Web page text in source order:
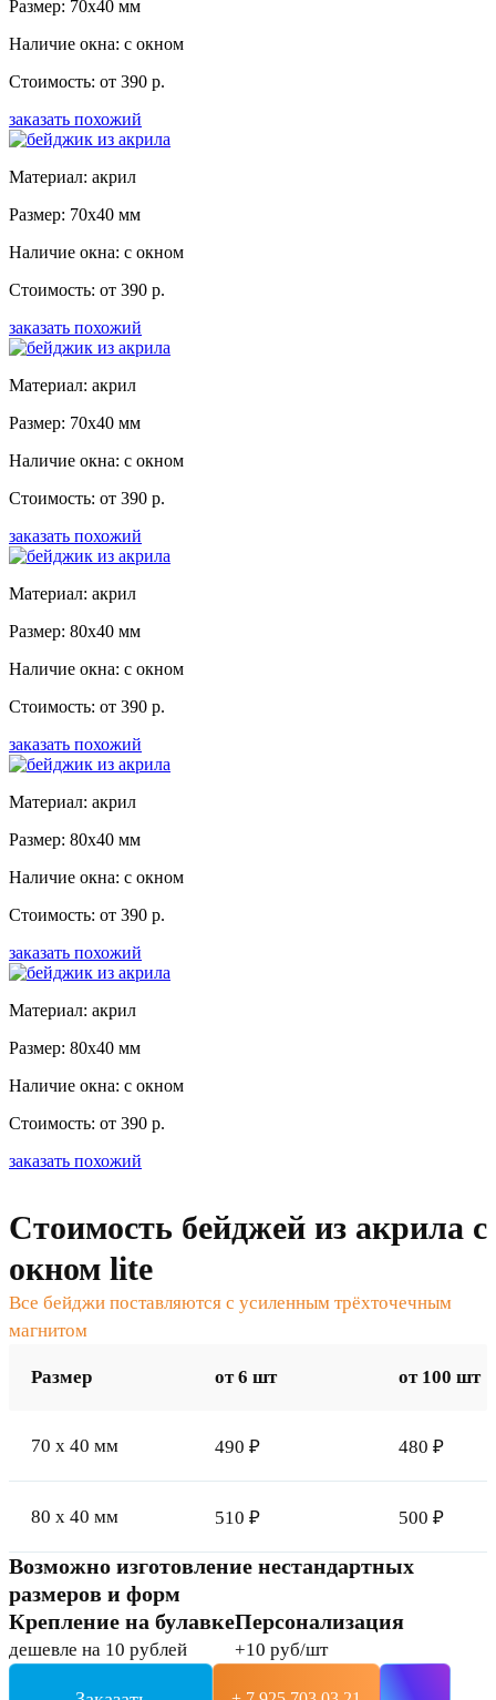
Размер: 70x40 мм
Наличие окна: с окном
Стоимость: от 390 р.
заказать похожий
Материал: акрил
Размер: 70x40 мм
Наличие окна: с окном
Стоимость: от 390 р.
заказать похожий
Материал: акрил
Размер: 70x40 мм
Наличие окна: с окном
Стоимость: от 390 р.
заказать похожий
Материал: акрил
Размер: 80x40 мм
Наличие окна: с окном
Стоимость: от 390 р.
заказать похожий
Материал: акрил
Размер: 80x40 мм
Наличие окна: с окном
Стоимость: от 390 р.
заказать похожий
Материал: акрил
Размер: 80x40 мм
Наличие окна: с окном
Стоимость: от 390 р.
заказать похожий
Стоимость бейджей из акрила с
окном lite
Все бейджи поставляются с усиленным трёхточечным
магнитом
Размер от 6 шт от 100 шт
70 x 40 мм 490 ₽ 480 ₽
80 x 40 мм 510 ₽ 500 ₽
Возможно изготовление нестандартных
размеров и форм
Крепление на булавке
дешевле на 10 рублей
Персонализация
+10 руб/шт